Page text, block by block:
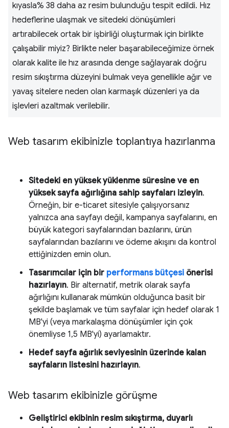
kıyasla% 38 daha az resim bulunduğu tespit edildi. Hız
hedeflerine ulaşmak ve sitedeki dönüşümleri
artırabilecek ortak bir işbirliği oluşturmak için birlikte
çalışabilir miyiz? Birlikte neler başarabileceğimize örnek
olarak kalite ile hız arasında denge sağlayarak doğru
resim sıkıştırma düzeyini bulmak veya genellikle ağır ve
yavaş sitelere neden olan karmaşık düzenleri ya da
işlevleri azaltmak verilebilir.
Web tasarım ekibinizle toplantıya hazırlanma
Sitedeki en yüksek yüklenme süresine ve en
yüksek sayfa ağırlığına sahip sayfaları izleyin.
Örneğin, bir e-ticaret sitesiyle çalışıyorsanız
yalnızca ana sayfayı değil, kampanya sayfalarını, en
büyük kategori sayfalarından bazılarını, ürün
sayfalarından bazılarını ve ödeme akışını da kontrol
ettiğinizden emin olun.
Tasarımcılar için bir performans bütçesi önerisi
hazırlayın. Bir alternatif, metrik olarak sayfa
ağırlığını kullanarak mümkün olduğunca basit bir
şekilde başlamak ve tüm sayfalar için hedef olarak 1
MB'yi (veya markalaşma dönüşümler için çok
önemliyse 1,5 MB'yi) ayarlamaktır.
Hedef sayfa ağırlık seviyesinin üzerinde kalan
sayfaların listesini hazırlayın.
Web tasarım ekibinizle görüşme
Geliştirici ekibinin resim sıkıştırma, duyarlı